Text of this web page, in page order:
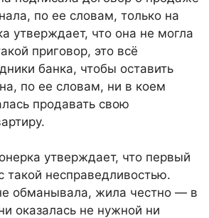
по ее словам, только на
утверждает, что она не могла
приговор, это всё
банка, чтобы оставить
по ее словам, ни в коем
продавать свою
утверждает, что первый
такой несправедливостью.
обманывала, жила честно — в
оказалась не нужной ни